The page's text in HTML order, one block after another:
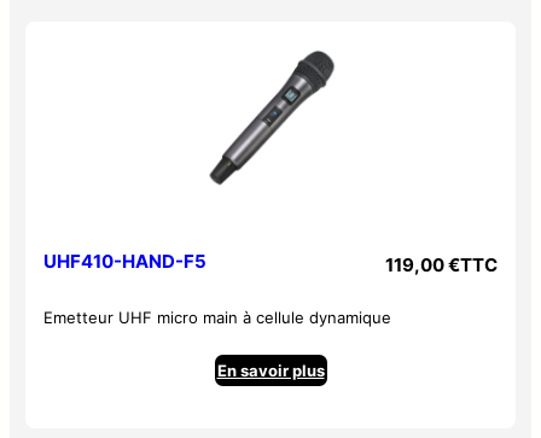
UHF410-HAND-F5 119,00€TTC
Emetteur UHF micro main à cellule dynamique
En savoir plus